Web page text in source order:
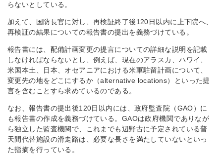
らないとしている。
加えて、国防長官に対し、再検証終了後120日以内に上下院へ、
再検証の結果についての報告書の提出を義務づけている。
報告書には、配備計画変更の提言についての詳細な説明を記載
しなければならないとし、例えば、現在のアラスカ、ハワイ、
米国本土、日本、オセアニアにおける米軍駐留計画について、
変更先の地をどこにするか（alternative locations）といった提
言を含むことすら求めているのである。
なお、報告書の提出後120日以内には、政府監査院（GAO）に
も報告書の作成を義務づけている。GAOは政府機関でありなが
ら独立した監査機関で、これまでも辺野古に予定されている普
天間代替施設の滑走路は、必要な長さを満たしていないといっ
た指摘を行っている。